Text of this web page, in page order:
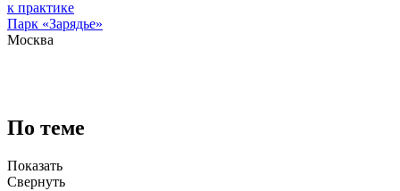
к практике
Парк «Зарядье»
Москва
По теме
Показать
Свернуть